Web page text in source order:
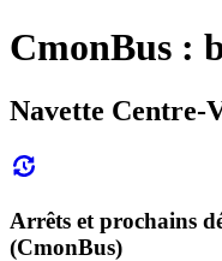
CmonBus :
Navette
Arrêts et prochains
(CmonBus)